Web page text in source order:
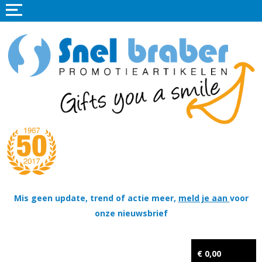
Mis geen update, trend of actie meer, meld je aan voor
onze nieuwsbrief
€ 0,00
Home
Promotieartikelen
Tassen
Thema's